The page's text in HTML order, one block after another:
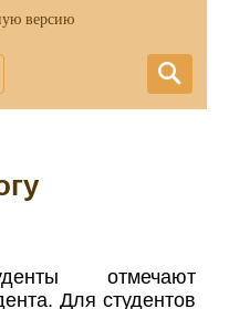
версию
отмечают
Для студентов